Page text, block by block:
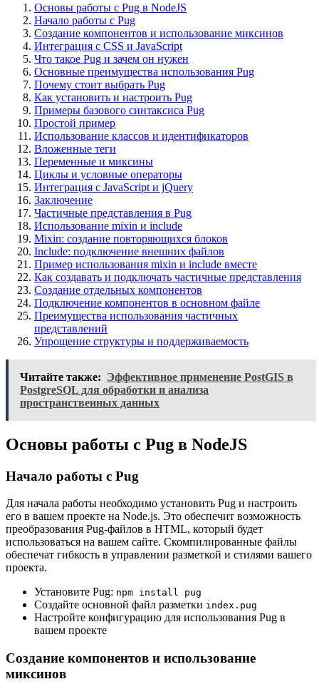
Основы работы с Pug в NodeJS
Начало работы с Pug
Создание компонентов и использование миксинов
Интеграция с CSS и JavaScript
Что такое Pug и зачем он нужен
Основные преимущества использования Pug
Почему стоит выбрать Pug
Как установить и настроить Pug
Примеры базового синтаксиса Pug
Простой пример
Использование классов и идентификаторов
Вложенные теги
Переменные и миксины
Циклы и условные операторы
Интеграция с JavaScript и jQuery
Заключение
Частичные представления в Pug
Использование mixin и include
Mixin: создание повторяющихся блоков
Include: подключение внешних файлов
Пример использования mixin и include вместе
Как создавать и подключать частичные представления
Создание отдельных компонентов
Подключение компонентов в основном файле
Преимущества использования частичных
представлений
Упрощение структуры и поддерживаемость
Читайте также: Эффективное применение PostGIS в
PostgreSQL для обработки и анализа
пространственных данных
Основы работы с Pug в NodeJS
Начало работы с Pug
Для начала работы необходимо установить Pug и настроить
его в вашем проекте на Node.js. Это обеспечит возможность
преобразования Pug-файлов в HTML, который будет
использоваться на вашем сайте. Скомпилированные файлы
обеспечат гибкость в управлении разметкой и стилями вашего
проекта.
Установите Pug: npm install pug
Создайте основной файл разметки index.pug
Настройте конфигурацию для использования Pug в
вашем проекте
Создание компонентов и использование
миксинов